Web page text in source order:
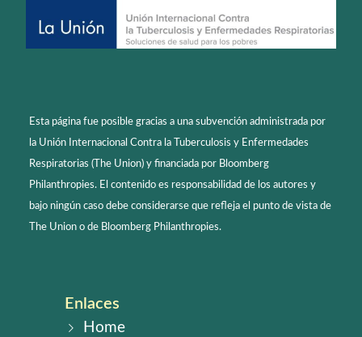
Esta página fue posible gracias a una subvención administrada por
la Unión Internacional Contra la Tuberculosis y Enfermedades
Respiratorias (The Union) y financiada por Bloomberg
Philanthropies. El contenido es responsabilidad de los autores y
bajo ningún caso debe considerarse que refleja el punto de vista de
The Union o de Bloomberg Philanthropies.
Enlaces
Home